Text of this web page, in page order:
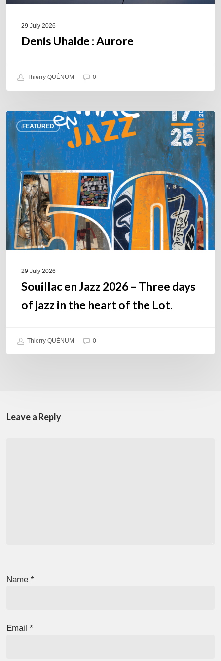
29 July 2026
Denis Uhalde : Aurore
Thierry QUÉNUM 0
FEATURED
Souillac
en
Jazz
2026
–
Three
days
of
jazz
in
the
29 July 2026
Souillac en Jazz 2026 – Three days
of jazz in the heart of the Lot.
Thierry QUÉNUM 0
Leave a Reply
Name*
Email*